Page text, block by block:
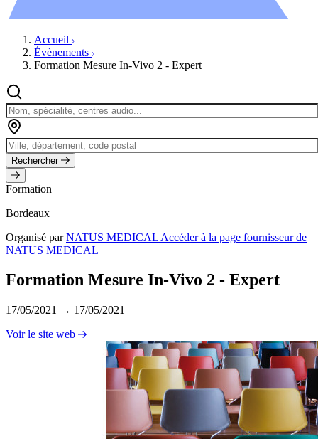
Accueil
Évènements
Formation Mesure In-Vivo 2 - Expert
Rechercher
Formation
Bordeaux
Organisé parNATUS MEDICAL Accéder à la page fournisseur de
NATUS MEDICAL
Formation Mesure In-Vivo 2 - Expert
17/05/2021 → 17/05/2021
Voir le site web